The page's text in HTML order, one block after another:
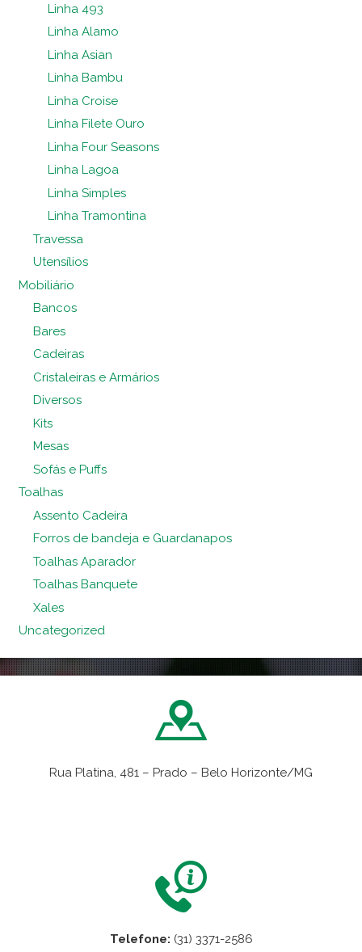
Linha 493
Linha Alamo
Linha Asian
Linha Bambu
Linha Croise
Linha Filete Ouro
Linha Four Seasons
Linha Lagoa
Linha Simples
Linha Tramontina
Travessa
Utensílios
Mobiliário
Bancos
Bares
Cadeiras
Cristaleiras e Armários
Diversos
Kits
Mesas
Sofás e Puffs
Toalhas
Assento Cadeira
Forros de bandeja e Guardanapos
Toalhas Aparador
Toalhas Banquete
Xales
Uncategorized
Rua Platina, 481 – Prado – Belo Horizonte/MG
Telefone: (31) 3371-2586